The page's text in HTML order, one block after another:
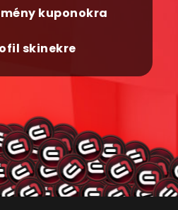
kuponokra
skinekre